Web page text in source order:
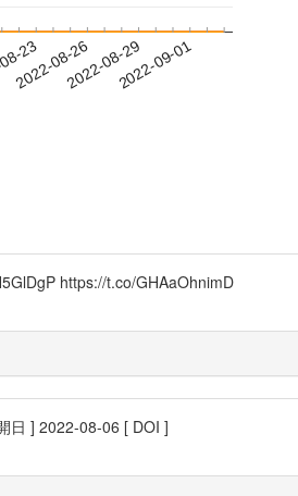
23
2022-08-262022-08-292022-09-01
https://t.co/GHAaOhnimD
日 ] 2022-08-06 [ DOI ]